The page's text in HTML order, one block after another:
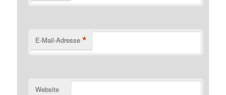
E-Mail-Adresse *
Website